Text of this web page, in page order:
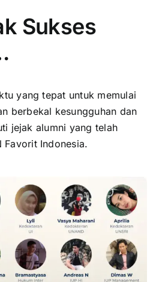
Sukses
yang tepat untuk memulai
berbekal kesungguhan dan
jejak alumni yang telah
Favorit Indonesia.